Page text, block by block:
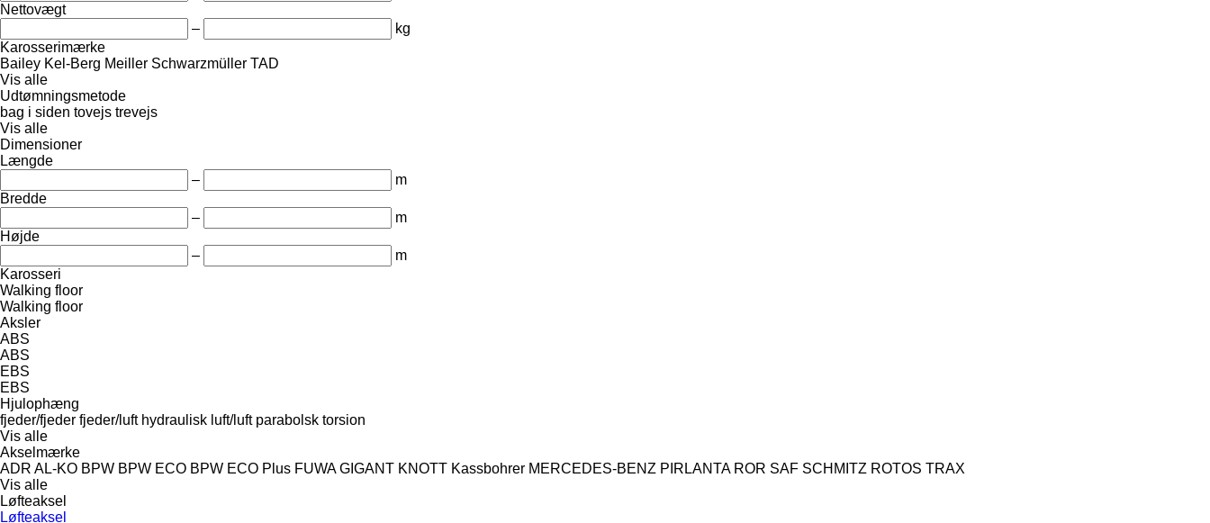
Nettovægt
–
kg
Karosserimærke
Bailey Kel-Berg Meiller Schwarzmüller TAD
Vis alle
Udtømningsmetode
bag i siden tovejs trevejs
Vis alle
Dimensioner
Længde
–
m
Bredde
–
m
Højde
–
m
Karosseri
Walking floor
Walking floor
Aksler
ABS
ABS
EBS
EBS
Hjulophæng
fjeder/fjeder fjeder/luft hydraulisk luft/luft parabolsk torsion
Vis alle
Akselmærke
ADR AL-KO BPW BPW ECO BPW ECO Plus FUWA GIGANT KNOTT Kassbohrer MERCEDES-BENZ PIRLANTA ROR SAF SCHMITZ ROTOS TRAX
Vis alle
Løfteaksel
Løfteaksel